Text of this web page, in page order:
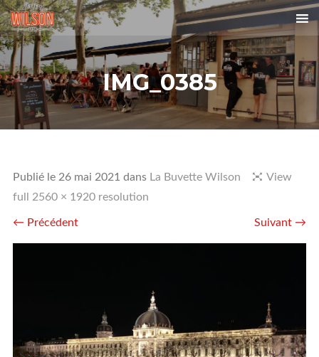
IMG_0385
Publié le 26 mai 2021 dans La Buvette Wilson
View
full 2560 × 1920 resolution
← Précédent Suivant →